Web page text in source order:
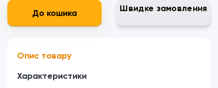
До кошика Швидке замовлення
Опис товару
Характеристики